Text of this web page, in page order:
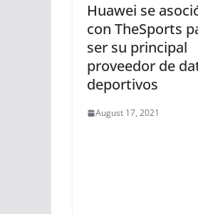
Huawei se
con TheSports
ser su principal
proveedor de
deportivos
August 17, 2021